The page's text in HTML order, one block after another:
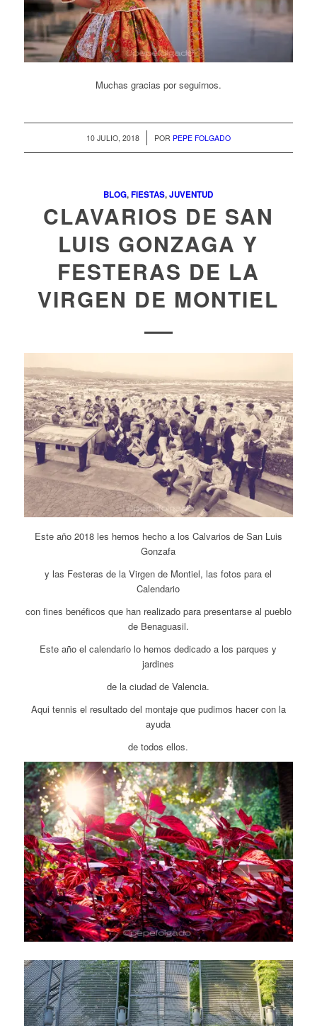
Muchas gracias por seguirnos.
10 JULIO, 2018
/ POR PEPE FOLGADO
BLOG,FIESTAS,JUVENTUD
CLAVARIOS DE SAN
LUIS GONZAGA Y
FESTERAS DE LA
VIRGEN DE MONTIEL
Este año 2018 les hemos hecho a los Calvarios de San Luis
Gonzafa
y las Festeras de la Virgen de Montiel, las fotos para el
Calendario
con fines benéficos que han realizado para presentarse al pueblo
de Benaguasil.
Este año el calendario lo hemos dedicado a los parques y
jardines
de la ciudad de Valencia.
Aqui tennis el resultado del montaje que pudimos hacer con la
ayuda
de todos ellos.